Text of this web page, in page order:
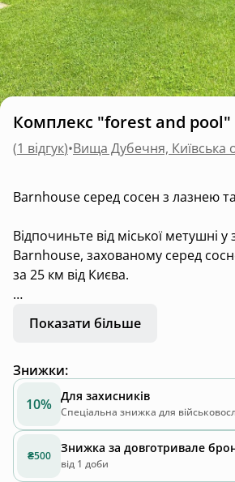
Комплекс "forest and pool"
(1 відгук)•Вища Дубечня, Київська
Barnhouse серед сосен з лазнею
Відпочиньте від міської метушні
Barnhouse, захованому серед
за 25 км від Києва.
комфортне розміщення для пари,
невеликої компанії
панорамні вікна з видом на сосни
повністю обладнана кухня
швидкий Wi-Fi
кондиціонер
Показати більше
Знижки:
10% Для захисників
Спеціальна знижка для
₴500
Знижка за довготривале
від 1 доби